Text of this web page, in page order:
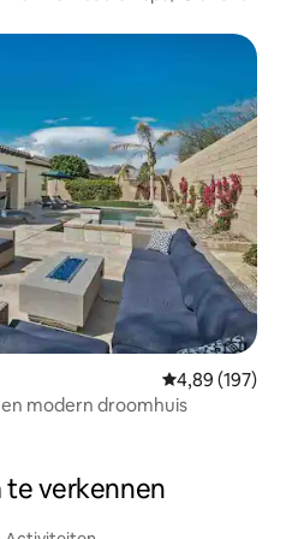
Gemiddelde
4,89 (197)
modern droomhuis
verkennen